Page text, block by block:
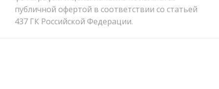
публичной офертой в соответствии со статьей
437 ГК Российской Федерации.